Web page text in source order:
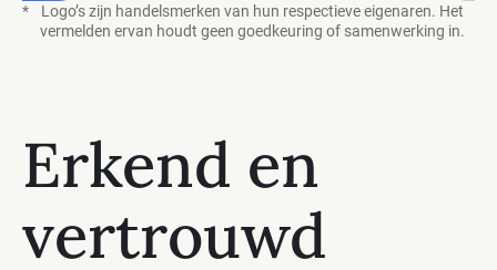
*
Logo’s zijn handelsmerken van hun respectieve eigenaren. Het
vermelden ervan houdt geen goedkeuring of samenwerking in.
Erkend en
vertrouwd